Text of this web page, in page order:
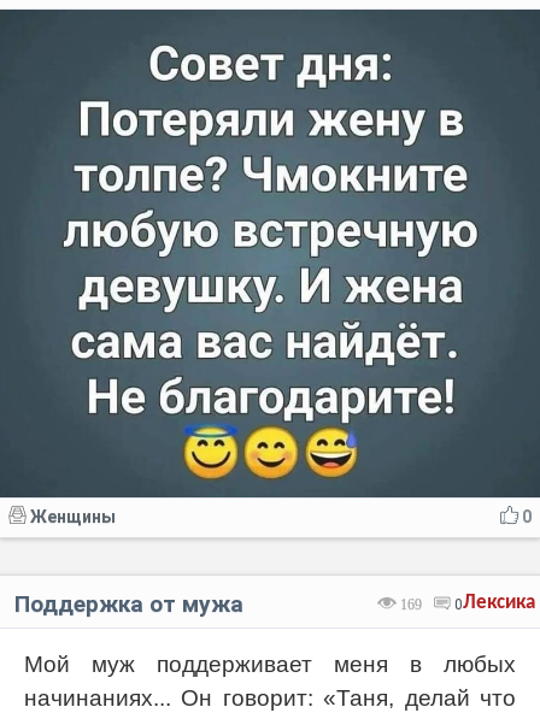
0
Женщины
Лексика
169 0
Поддержка от мужа
Мой муж поддерживает меня в любых
начинаниях... Он говорит: «Таня, делай что